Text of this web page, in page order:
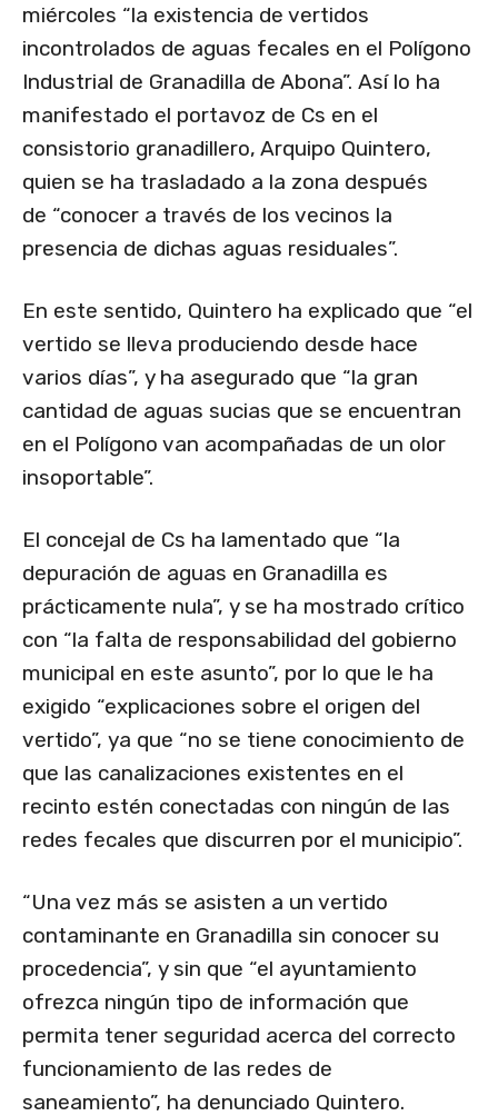
miércoles “la existencia de vertidos
incontrolados de aguas fecales en el Polígono
Industrial de Granadilla de Abona”. Así lo ha
manifestado el portavoz de Cs en el
consistorio granadillero, Arquipo Quintero,
quien se ha trasladado a la zona después
de “conocer a través de los vecinos la
presencia de dichas aguas residuales”.
En este sentido, Quintero ha explicado que “el
vertido se lleva produciendo desde hace
varios días”, y ha asegurado que “la gran
cantidad de aguas sucias que se encuentran
en el Polígono van acompañadas de un olor
insoportable”.
El concejal de Cs ha lamentado que “la
depuración de aguas en Granadilla es
prácticamente nula”, y se ha mostrado crítico
con “la falta de responsabilidad del gobierno
municipal en este asunto”, por lo que le ha
exigido “explicaciones sobre el origen del
vertido”, ya que “no se tiene conocimiento de
que las canalizaciones existentes en el
recinto estén conectadas con ningún de las
redes fecales que discurren por el municipio”.
“Una vez más se asisten a un vertido
contaminante en Granadilla sin conocer su
procedencia”, y sin que “el ayuntamiento
ofrezca ningún tipo de información que
permita tener seguridad acerca del correcto
funcionamiento de las redes de
saneamiento”, ha denunciado Quintero.